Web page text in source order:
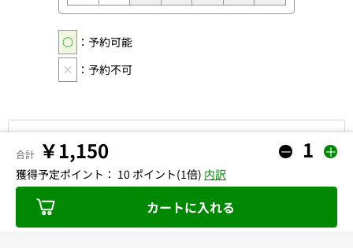
○ ：予約可能
×
：予約不可
合計 ￥1,150 － ＋
獲得予定ポイント： 10 ポイント(1倍) 内訳
カートに入れる